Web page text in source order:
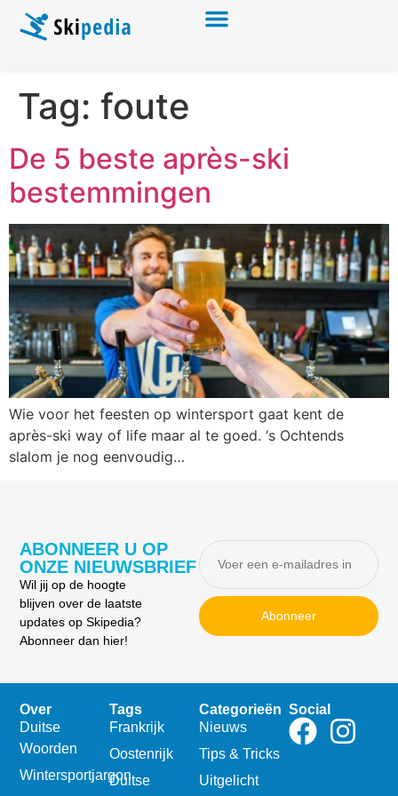
Tag: foute
De 5 beste après-ski
bestemmingen
Wie voor het feesten op wintersport gaat kent de
après-ski way of life maar al te goed. ‘s Ochtends
slalom je nog eenvoudig…
ABONNEER U OP
ONZE NIEUWSBRIEF
Wil jij op de hoogte
blijven over de laatste
updates op Skipedia?
Abonneer dan hier!
Abonneer
Over
Duitse
Woorden
Wintersportjargon
Tags
Frankrijk
Oostenrijk
Duitse
Categorieën
Nieuws
Tips & Tricks
Uitgelicht
Social